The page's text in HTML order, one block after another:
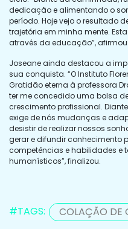
dedicação e alimentando o
período. Hoje vejo o resultado
trajetória em minha mente.
através da educação”, afirmou.
Joseane ainda destacou a
sua conquista. “O Instituto
Gratidão eterna à professora
ter me concedido uma bolsa
crescimento profissional.
exige de nós mudanças e
desistir de realizar nossos
gerar e difundir conhecimento
competências e habilidades e
humanísticos”, finalizou.
#TAGS: COLAÇÃO DE